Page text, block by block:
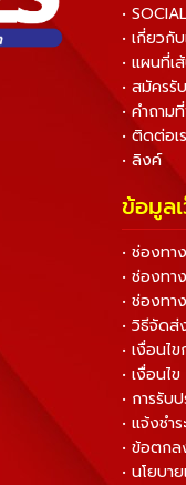
•
• เกี่ยวกับ
• แผนที่เ
• สมัครรั
• คำถา
• ติดต่อเ
• ลิงค์
ข้อมูล
• ช่องทา
• ช่องทา
• ช่องทา
• วิธีจัดส่
• เงื่อนไ
• เงื่อนไ
• การรับ
• แจ้งชำ
• ข้อตก
• นโยบา